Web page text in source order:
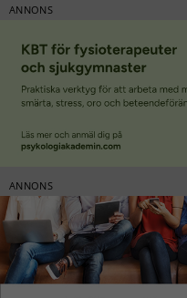
ANNONS
ANNONS